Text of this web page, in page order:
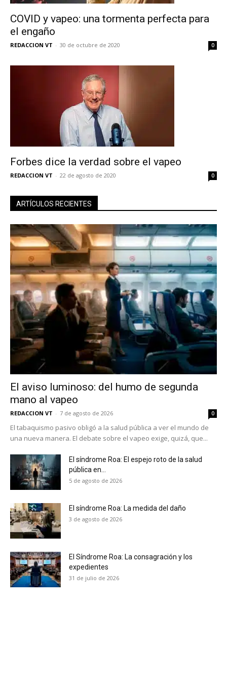
No te pierdas de las
últimas noticias
Suscríbete a nuestro boletín diario y
recibe todas las noticias del vapeo y la
reducción de daños en tu correo
Subscribe to our daily clipping and
receive all the news of vaping and
COVID y vapeo: una tormenta perfecta para
el engaño
REDACCION VT - 30 de octubre de 2020 0
Forbes dice la verdad sobre el vapeo
REDACCION VT - 22 de agosto de 2020 0
ARTÍCULOS RECIENTES
El aviso luminoso: del humo de segunda
mano al vapeo
REDACCION VT - 7 de agosto de 2026 0
El tabaquismo pasivo obligó a la salud pública a ver el mundo de
una nueva manera. El debate sobre el vapeo exige, quizá, que...
El síndrome Roa: El espejo roto de la salud
pública en...
5 de agosto de 2026
El síndrome Roa: La medida del daño
3 de agosto de 2026
El Síndrome Roa: La consagración y los
expedientes
31 de julio de 2026